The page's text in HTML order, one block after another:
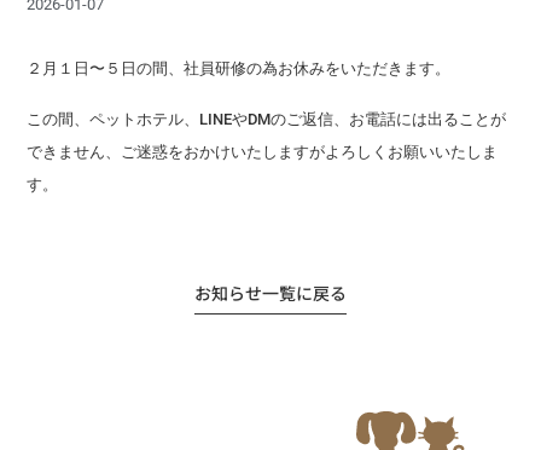
2026-01-07
２月１日〜５日の間、社員研修の為お休みをいただきます。
この間、ペットホテル、LINEやDMのご返信、お電話には出ることが
できません、ご迷惑をおかけいたしますがよろしくお願いいたしま
す。
お知らせ一覧に戻る